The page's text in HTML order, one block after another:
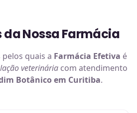
da Nossa Farmácia
quais a Farmácia Efetiva é
veterinária com atendimento
Botânico em Curitiba.